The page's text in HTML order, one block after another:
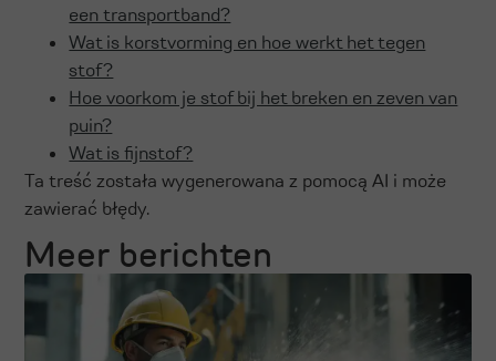
een transportband?
Wat is korstvorming en hoe werkt het tegen
stof?
Hoe voorkom je stof bij het breken en zeven van
puin?
Wat is fijnstof?
Ta treść została wygenerowana z pomocą AI i może
zawierać błędy.
Meer berichten